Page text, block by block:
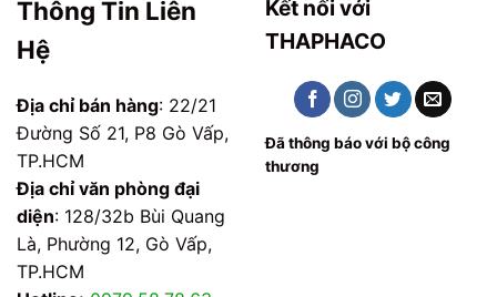
Thông Tin Liên
Hệ
Địa chỉ bán hàng: 22/21
Đường Số 21, P8 Gò Vấp,
TP.HCM
Địa chỉ văn phòng đại
diện: 128/32b Bùi Quang
Là, Phường 12, Gò Vấp,
TP.HCM
Kết nối với
THAPHACO
Đã thông báo với bộ công
thương